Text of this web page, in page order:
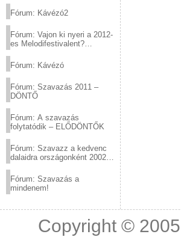
Fórum: Kávézó2
Fórum: Vajon ki nyeri a 2012-
es Melodifestivalent?
Fórum: Kávézó
Fórum: Szavazás 2011 –
DÖNTŐ
Fórum: A szavazás
folytatódik – ELŐDÖNTŐK
Fórum: Szavazz a kedvenc
dalaidra országonként 2002
Fórum: Szavazás a
mindenem!
Copyright ©